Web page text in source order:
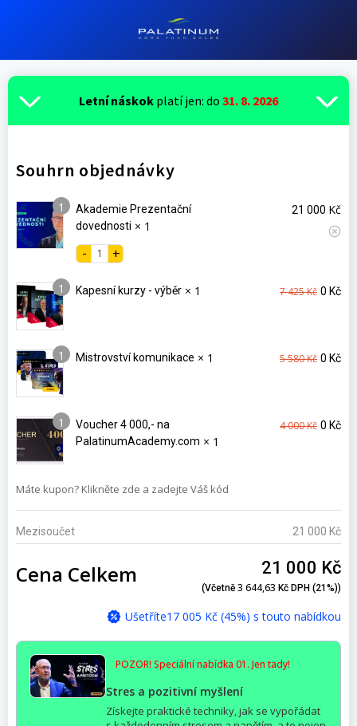
Letní náskok platí jen: do 31. 8. 2026
Souhrn objednávky
1
Akademie Prezentační
dovednosti × 1
21 000 Kč
1 Kapesní kurzy - výběr × 1 7 425Kč
425 Kč.
0 Kč
1 Mistrovství komunikace × 1 5 580Kč
580 Kč.
0 Kč
1
Voucher 4 000,- na
PalatinumAcademy.com × 1
4 000Kč 0 Kč
Máte kupon? Klikněte zde a zadejte Váš kód
Mezisoučet 21 000 Kč
Cena Celkem 21 000 Kč
(včetně 3 644,63 Kč DPH (21%))
Ušetříte17 005 Kč (45%) s touto nabídkou
POZOR! Speciální nabídka 01. Jen tady!
Stres a pozitivní myšlení
Získejte praktické techniky, jak se vypořádat